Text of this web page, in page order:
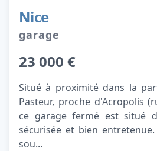
Nice
garage
23 000 €
Situé à proximité dans la
Pasteur, proche d'Acropolis
ce garage fermé est situé
sécurisée et bien
sou...